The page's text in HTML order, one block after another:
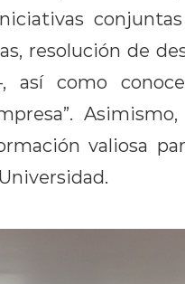
resolución de
así como
valiosa